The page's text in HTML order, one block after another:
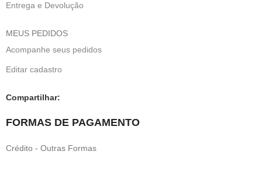
Entrega e Devolução
MEUS PEDIDOS
Acompanhe seus pedidos
Editar cadastro
Compartilhar:
FORMAS DE PAGAMENTO
Crédito - Outras Formas